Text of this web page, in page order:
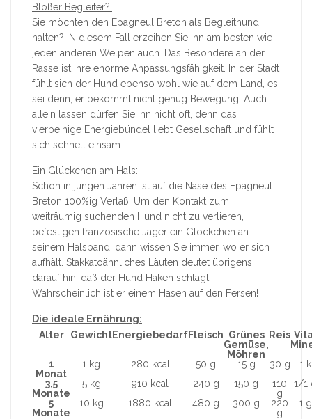
Bloßer Begleiter?:
Sie möchten den Epagneul Breton als Begleithund
halten? IN diesem Fall erzeihen Sie ihn am besten wie
jeden anderen Welpen auch. Das Besondere an der
Rasse ist ihre enorme Anpassungsfähigkeit. In der Stadt
fühlt sich der Hund ebenso wohl wie auf dem Land, es
sei denn, er bekommt nicht genug Bewegung. Auch
allein lassen dürfen Sie ihn nicht oft, denn das
vierbeinige Energiebündel liebt Gesellschaft und fühlt
sich schnell einsam.
Ein Glückchen am Hals:
Schon in jungen Jahren ist auf die Nase des Epagneul
Breton 100%ig Verlaß. Um den Kontakt zum
weiträumig suchenden Hund nicht zu verlieren,
befestigen französische Jäger ein Glöckchen an
seinem Halsband, dann wissen Sie immer, wo er sich
aufhält. Stakkatoähnliches Läuten deutet übrigens
darauf hin, daß der Hund Haken schlägt.
Wahrscheinlich ist er einem Hasen auf den Fersen!
Die ideale Ernährung:
Alter
GewichtEnergiebedarfFleisch Grünes
Gemüse,
Möhren
Reis
1
Monat
1 kg 280 kcal 50 g 15 g 30 g
1
3,5
Monate
5 kg 910 kcal 240 g 150 g
110
g
1/1
5
Monate
10 kg 1880 kcal 480 g 300 g
220
g
1